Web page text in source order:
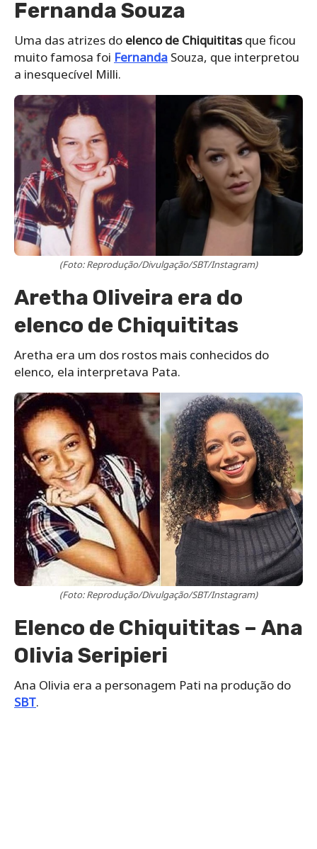
Fernanda Souza
Uma das atrizes do elenco de Chiquititasque ficou
muito famosa foi Fernanda Souza, que interpretou
a inesquecível Milli.
(Foto: Reprodução/Divulgação/SBT/Instagram)
Aretha Oliveira era do
elenco de Chiquititas
Aretha era um dos rostos mais conhecidos do
elenco, ela interpretava Pata.
(Foto: Reprodução/Divulgação/SBT/Instagram)
Elenco de Chiquititas – Ana
Olivia Seripieri
Ana Olivia era a personagem Pati na produção do
SBT.